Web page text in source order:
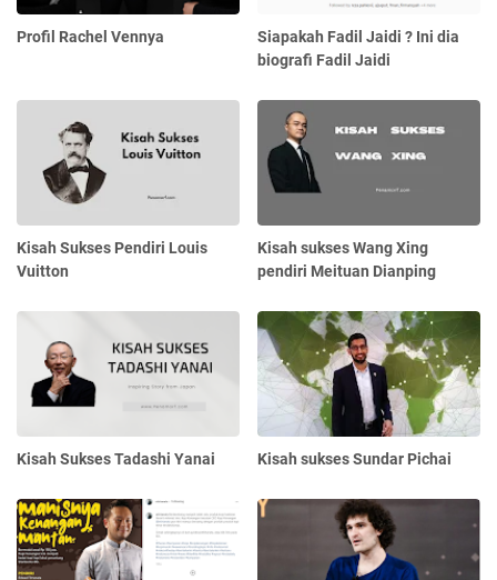
Profil Rachel Vennya
Siapakah Fadil Jaidi ? Ini dia
biografi Fadil Jaidi
Kisah Sukses Pendiri Louis
Vuitton
Kisah sukses Wang Xing
pendiri Meituan Dianping
Kisah Sukses Tadashi Yanai Kisah sukses Sundar Pichai